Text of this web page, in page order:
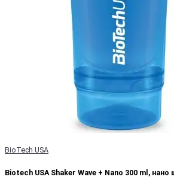
BioTech USA
Biotech USA Shaker Wave + Nano 300 ml, нано